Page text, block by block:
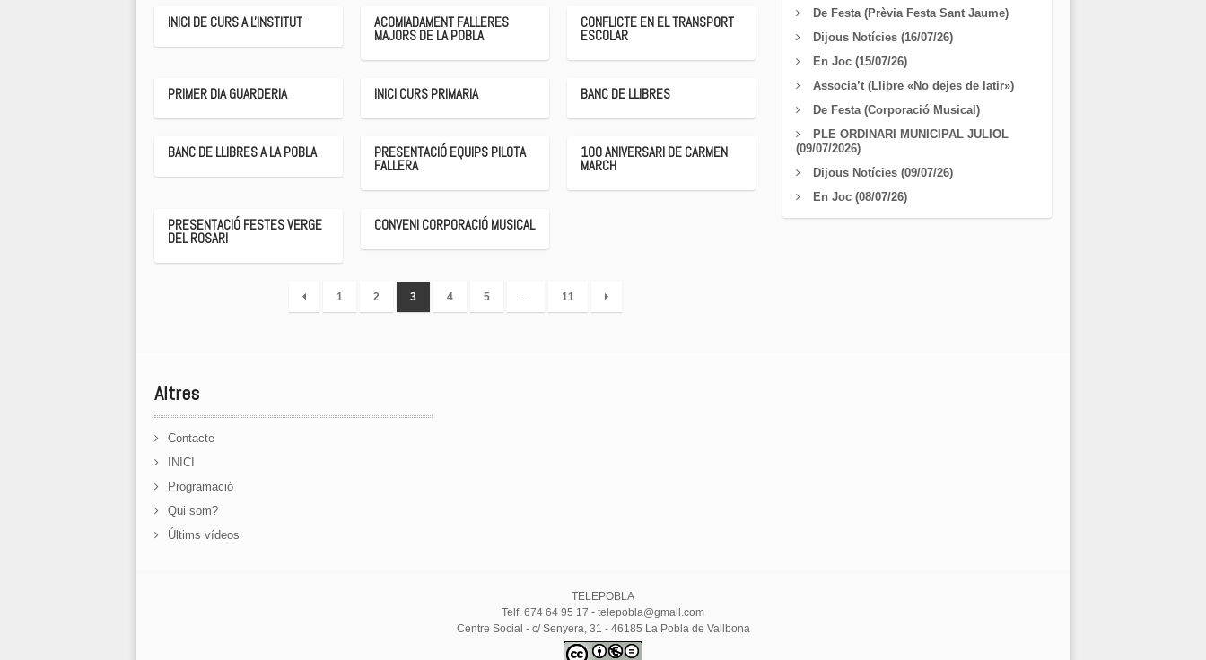
INICI DE CURS A L'INSTITUT ACOMIADAMENT FALLERES
MAJORS DE LA POBLA
CONFLICTE EN EL TRANSPORT
ESCOLAR
PRIMER DIA GUARDERIA INICI CURS PRIMARIA BANC DE LLIBRES
BANC DE LLIBRES A LA POBLA PRESENTACIÓ EQUIPS PILOTA
FALLERA
100 ANIVERSARI DE CARMEN
MARCH
PRESENTACIÓ FESTES VERGE
DEL ROSARI
CONVENI CORPORACIÓ MUSICAL
1 2 3 4 5 11
De Festa (Prèvia Festa Sant Jaume)
Dijous Notícies (16/07/26)
En Joc (15/07/26)
Associa’t (Llibre «No dejes de latir»)
De Festa (Corporació Musical)
PLE ORDINARI MUNICIPAL JULIOL
(09/07/2026)
Dijous Notícies (09/07/26)
En Joc (08/07/26)
Altres
Contacte
INICI
Programació
Qui som?
Últims vídeos
TELEPOBLA
Telf. 674 64 95 17 - telepobla@gmail.com
Centre Social - c/ Senyera, 31 - 46185 La Pobla de Vallbona